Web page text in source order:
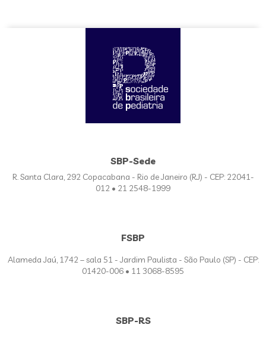
SBP-Sede
R. Santa Clara, 292 Copacabana - Rio de Janeiro (RJ) - CEP: 22041-
012 • 21 2548-1999
FSBP
Alameda Jaú, 1742 – sala 51 - Jardim Paulista - São Paulo (SP) - CEP:
01420-006 • 11 3068-8595
SBP-RS